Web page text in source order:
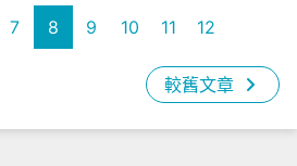
7 8 9 10 11 12
較舊文章